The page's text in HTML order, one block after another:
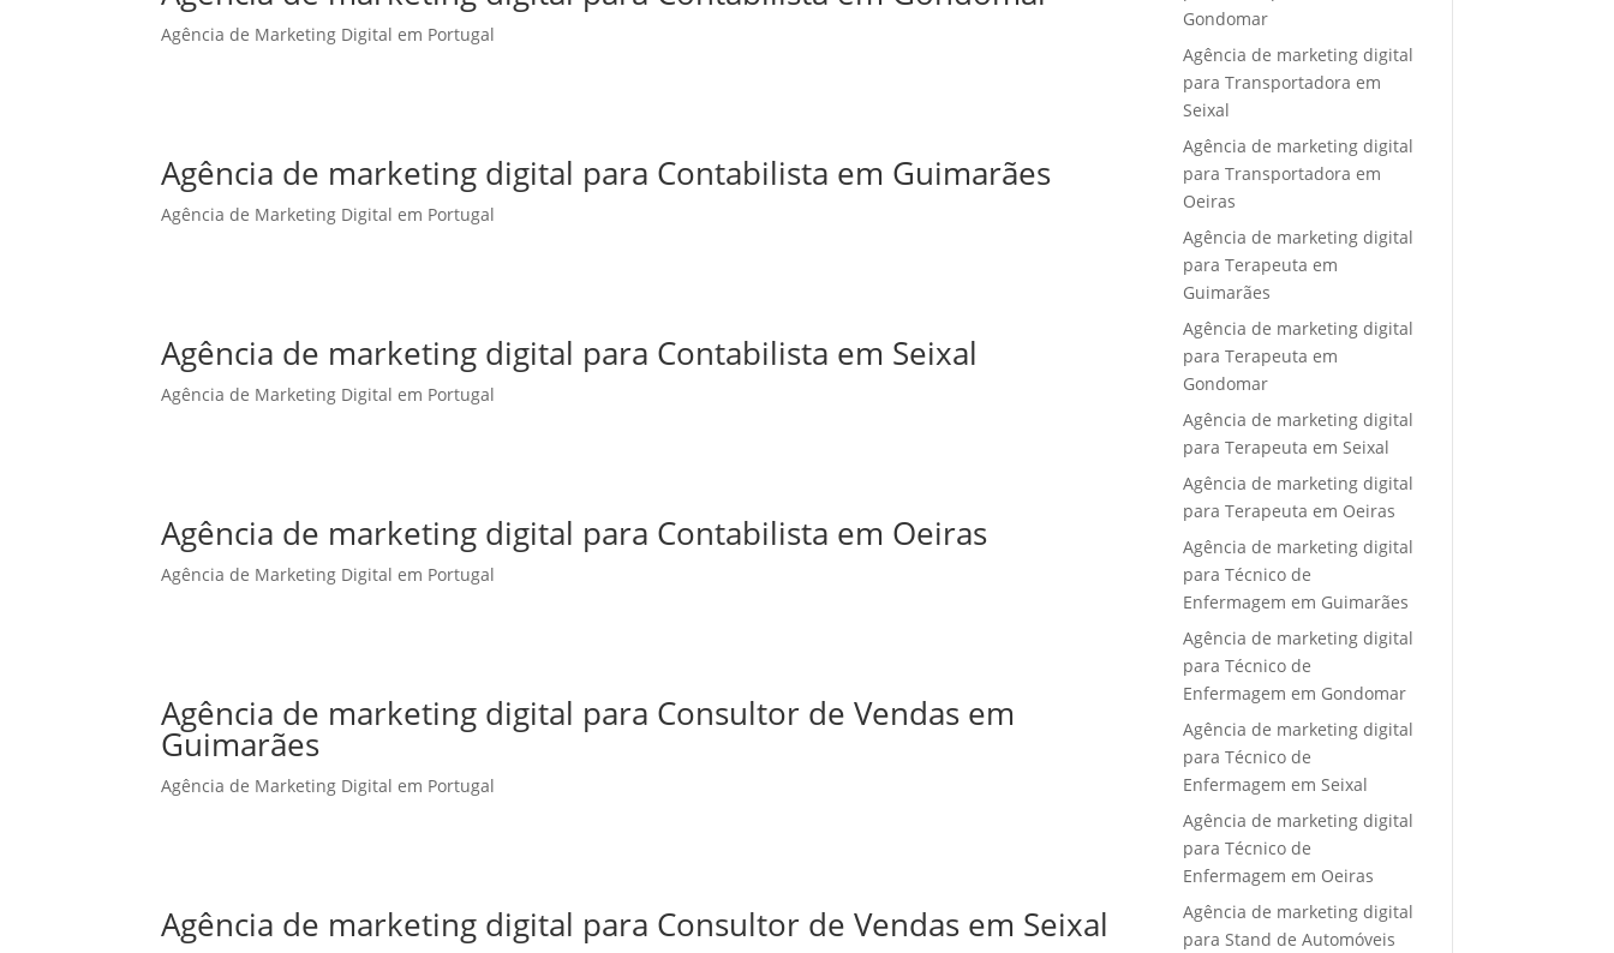
Agência de Marketing Digital em Portugal
Agência de marketing digital para Contabilista em Guimarães
Agência de Marketing Digital em Portugal
Agência de marketing digital para Contabilista em Seixal
Agência de Marketing Digital em Portugal
Agência de marketing digital para Contabilista em Oeiras
Agência de Marketing Digital em Portugal
Agência de marketing digital para Consultor de Vendas em
Guimarães
Agência de Marketing Digital em Portugal
Agência de marketing digital para Consultor de Vendas em Seixal
Gondomar
Agência de marketing digital
para Transportadora em
Seixal
Agência de marketing digital
para Transportadora em
Oeiras
Agência de marketing digital
para Terapeuta em
Guimarães
Agência de marketing digital
para Terapeuta em
Gondomar
Agência de marketing digital
para Terapeuta em Seixal
Agência de marketing digital
para Terapeuta em Oeiras
Agência de marketing digital
para Técnico de
Enfermagem em Guimarães
Agência de marketing digital
para Técnico de
Enfermagem em Gondomar
Agência de marketing digital
para Técnico de
Enfermagem em Seixal
Agência de marketing digital
para Técnico de
Enfermagem em Oeiras
Agência de marketing digital
para Stand de Automóveis